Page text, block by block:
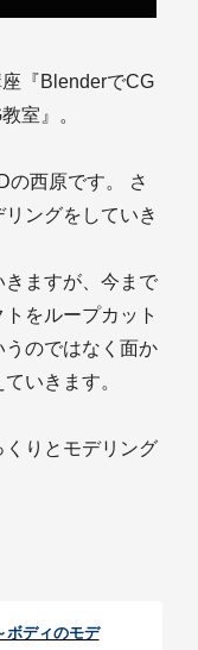
『BlenderでCG
室』。
の西原です。 さ
ングをしていき
ますが、今まで
をループカット
のではなく面か
いきます。
りとモデリング
ボディのモデ